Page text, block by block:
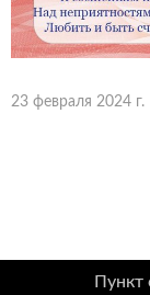
23 февраля 2024 г.
Пункт